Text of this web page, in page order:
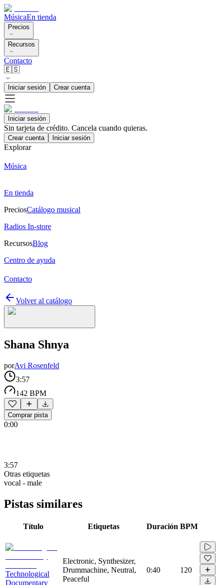
MúsicaEn tienda
Precios
Recursos
Contacto
🇪🇸
Iniciar sesión Crear cuenta
Iniciar sesión
Sin tarjeta de crédito. Cancela cuando quieras.
Crear cuenta Iniciar sesión
Explorar
Música
En tienda
PreciosCatálogo musical
Radios In-store
RecursosBlog
Centro de ayuda
Contacto
Volver al catálogo
Shana Shnya
porAvi Rosenfeld
3:57
142 BPM
Comprar pista
0:00
3:57
Otras etiquetas
vocal - male
Pistas similares
Título Etiquetas Duración BPM
Technological
Documentary
Electronic, Synthesizer,
Drummachine, Neutral,
Peaceful
0:40 120